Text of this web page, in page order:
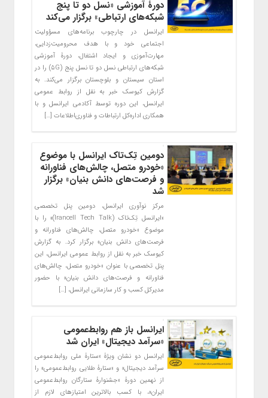
دورۀ آموزشی «نسل دو تا پنج
شبکه‌های ارتباطی» برگزار می‌کند
ایرانسل در چارچوب برنامه‌های مسؤولیت
اجتماعی خود و با هدف محرومیت‌زدایی،
مهارت‌آموزی و ایجاد اشتغال، دورۀ آموزشی
شبکه‌های ارتباطی نسل دو تا نسل پنج (۵G) را در
استان سیستان و بلوچستان برگزار می‌کند. به
گزارش کیوسک خبر به نقل از روابط عمومی
ایرانسل، این دوره توسط آکادمی ایرانسل و با
همکاری اداره‌کل ارتباطات و فناوری‌اطلاعات […]
دومین تِک‌تاک ایرانسل با موضوع
«خودرو متصل، چالش‌های فناورانه
و فرصت‌های دانش بنیان» برگزار
شد
مرکز نوآوری ایرانسل، دومین پنل تخصصی
«ایرانسل تِک‌تاک (Irancell Tech Talk)» را با
موضوع «خودرو متصل، چالش‌های فناورانه و
فرصت‌های دانش بنیان» برگزار کرد. به گزارش
کیوسک خبر به نقل از روابط عمومی ایرانسل، این
پنل تخصصی با عنوان «خودرو متصل، چالش‌های
فناورانه و فرصت‌های دانش بنیان» با حضور
مدیرکل کسب و کار سازمانی ایرانسل، […]
ایرانسل باز هم روابط‌عمومی
«سرآمد دیجیتال» ایران شد
ایرانسل دو نشان ویژۀ «ستارۀ ملی روابط‌عمومی
سرآمد دیجیتال» و «ستارۀ طلایی روابط‌عمومی» را
از نهمین دورۀ «جشنوارۀ ستارگان روابط‌عمومی
ایران»، با کسب بالاترین امتیازهای لازم از